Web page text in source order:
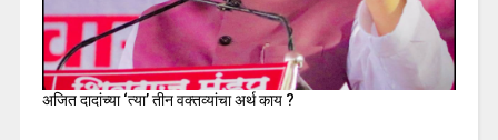
अजित दादांच्या ‘त्या’ तीन वक्तव्यांचा अर्थ काय ?